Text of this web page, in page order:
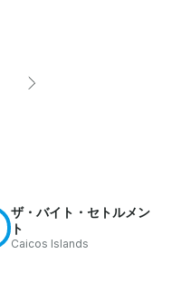
ザ・バイト・セトルメン
ト
Caicos Islands